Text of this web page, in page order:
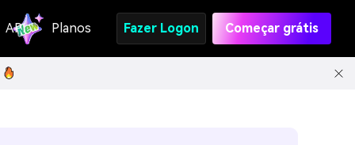
API Planos Fazer Logon Começar grátis